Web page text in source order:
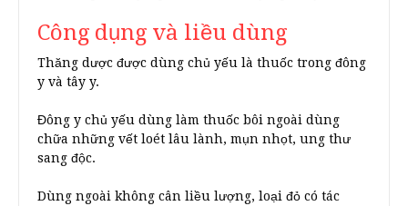
Công dụng và liều dùng
Thăng dược được dùng chủ yếu là thuốc trong đông
y và tây y.
Đông y chủ yếu dùng làm thuốc bôi ngoài dùng
chữa những vết loét lâu lành, mụn nhọt, ung thư
sang độc.
Dùng ngoài không cân liều lượng, loại đỏ có tác